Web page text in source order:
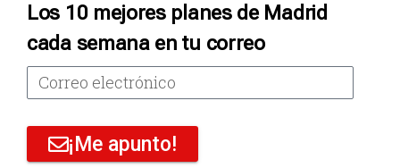
Los 10 mejores planes de Madrid
cada semana en tu correo
¡Me apunto!